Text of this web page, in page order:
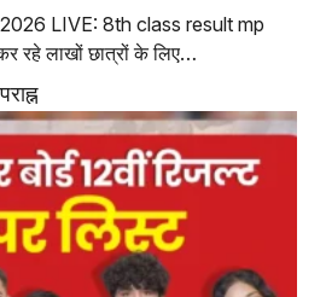
LIVE: 8th class result mp
रहे लाखों छात्रों के लिए…